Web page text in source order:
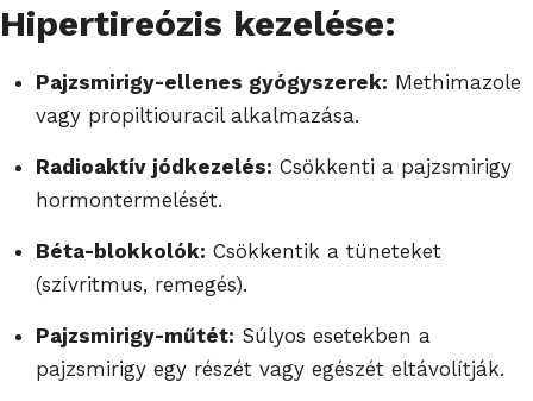
Hipertireózis kezelése:
Pajzsmirigy-ellenes gyógyszerek: Methimazole
vagy propiltiouracil alkalmazása.
Radioaktív jódkezelés: Csökkenti a pajzsmirigy
hormontermelését.
Béta-blokkolók: Csökkentik a tüneteket
(szívritmus, remegés).
Pajzsmirigy-műtét: Súlyos esetekben a
pajzsmirigy egy részét vagy egészét eltávolítják.